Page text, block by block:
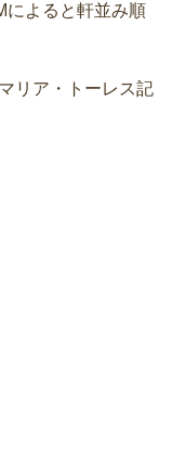
によると軒並み順
リア・トーレス記